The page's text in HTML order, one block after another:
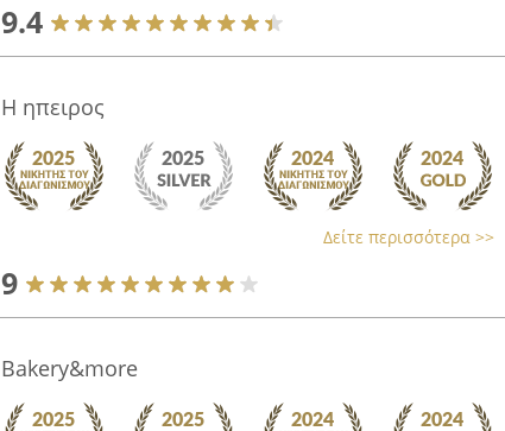
9.4
Η ηπειρος
Δείτε περισσότερα >>
9
Bakery&more